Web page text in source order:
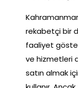
rekabetçi bir
faaliyet
ve hizmetleri
satın almak